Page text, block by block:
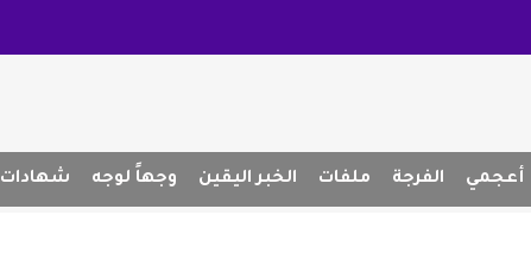
أعجمي الفرجة ملفات الخبر اليقين وجهاً لوجه شهادات